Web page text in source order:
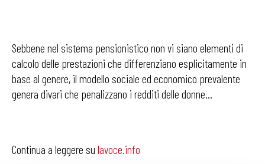
Sebbene nel sistema pensionistico non vi siano elementi di
calcolo delle prestazioni che differenziano esplicitamente in
base al genere, il modello sociale ed economico prevalente
genera divari che penalizzano i redditi delle donne…
Continua a leggere su lavoce.info